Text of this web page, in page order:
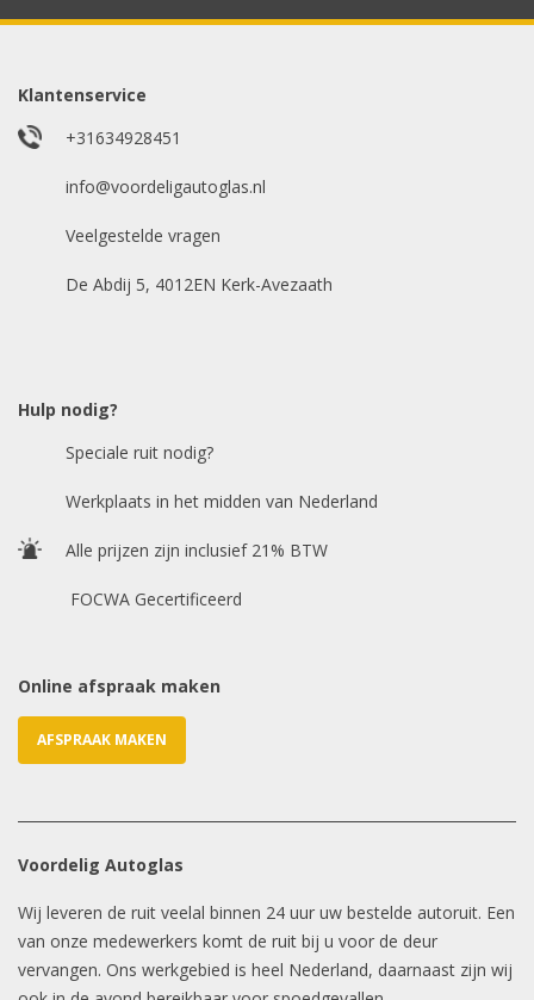
whatsappje met foto van de ruit en uw auto
Uw merk auto
Bouwjaar
E-mailadres *
Klantenservice
+31634928451
info@voordeligautoglas.nl
Veelgestelde vragen
De Abdij 5, 4012EN Kerk-Avezaath
Hulp nodig?
Speciale ruit nodig?
Werkplaats in het midden van Nederland
Alle prijzen zijn inclusief 21% BTW
FOCWA Gecertificeerd
Online afspraak maken
AFSPRAAK MAKEN
Voordelig Autoglas
Wij leveren de ruit veelal binnen 24 uur uw bestelde autoruit. Een
van onze medewerkers komt de ruit bij u voor de deur
vervangen. Ons werkgebied is heel Nederland, daarnaast zijn wij